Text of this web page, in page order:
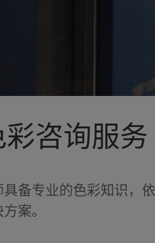
咨询服务
备专业的色彩知识，
案。